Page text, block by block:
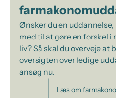
Ønsker du en uddannelse,
med til at gøre en forskel i
liv? Så skal du overveje at
oversigten over ledige
ansøg nu.
Læs om